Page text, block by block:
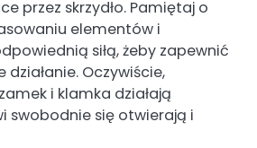
przez skrzydło. Pamiętaj o
elementów i
siłą, żeby zapewnić
działanie. Oczywiście,
i klamka działają
swobodnie się otwierają i